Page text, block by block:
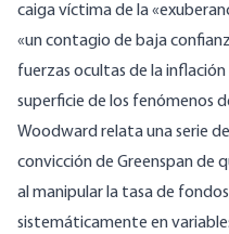
caiga víctima de la
«un contagio de baja
fuerzas ocultas de la
superficie de los fenómenos
Woodward relata una serie
convicción de Greenspan de
al manipular la tasa de
sistemáticamente en